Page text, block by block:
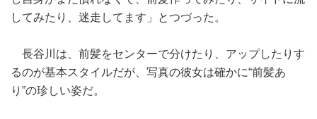
してみたり、迷走してます」とつづった。
長谷川は、前髪をセンターで分けたり、アップしたりす
るのが基本スタイルだが、写真の彼女は確かに“前髪あ
り”の珍しい姿だ。